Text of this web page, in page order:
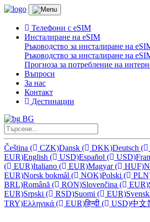
Телефони с eSIM
Инсталиране на eSIM
Ръководство за инсталиране на
Ръководство за инсталиране на
Прогноза за потребление на
Въпроси
За нас
Контакт
Дестинации
BG
Čeština ( CZK)Dansk ( DKK)Deutsch (
EUR)English ( USD)Español ( USD)
(
EUR)Italiano ( EUR)Magyar( HUF)
EUR)Norsk bokmål ( NOK)Polski (
BRL)Română ( RON)Slovenčina ( EUR)
EUR)Srpski ( RSD)Suomi ( EUR)
TRY)Ελληνικά ( EUR)हिन्दी ( USD)中文